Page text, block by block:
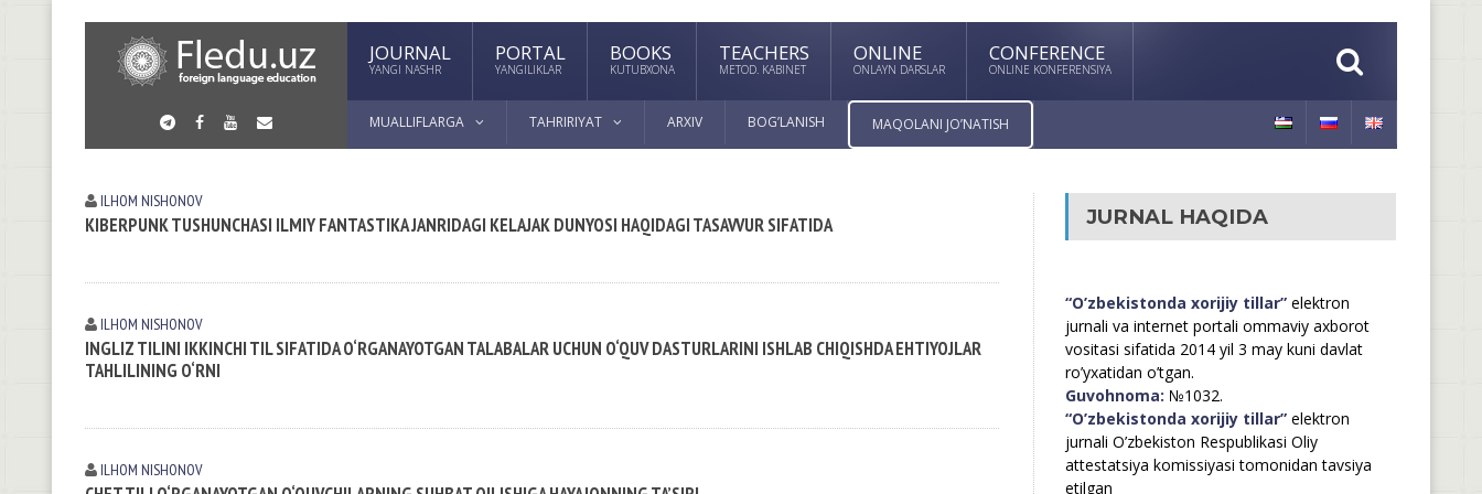
JOURNAL
YANGI NASHR
PORTAL
YANGILIKLAR
BOOKS
KUTUBXONA
TEACHERS
METOD. KABINET
ONLINE
ONLAYN DARSLAR
CONFERENCE
ONLINE KONFERENSIYA
MUALLIFLARGA TAHRIRIYAT ARXIV BOG’LANISH MAQOLANI JO’NATISH
ILHOM NISHONOV
KIBERPUNK TUSHUNCHASI ILMIY FANTASTIKA JANRIDAGI KELAJAK DUNYOSI HAQIDAGI TASAVVUR SIFATIDA
ILHOM NISHONOV
INGLIZ TILINI IKKINCHI TIL SIFATIDA O‘RGANAYOTGAN TALABALAR UCHUN O‘QUV DASTURLARINI ISHLAB CHIQISHDA EHTIYOJLAR
TAHLILINING O‘RNI
ILHOM NISHONOV
JURNAL HAQIDA
“O’zbekistonda xorijiy tillar”elektron
jurnali va internet portali ommaviy axborot
vositasi sifatida 2014 yil 3 may kuni davlat
ro’yxatidan o’tgan.
Guvohnoma: №1032.
“O’zbekistonda xorijiy tillar”elektron
jurnali O’zbekiston Respublikasi Oliy
attestatsiya komissiyasi tomonidan tavsiya
etilgan